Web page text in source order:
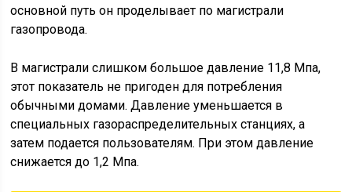
основной путь он проделывает по магистрали
газопровода.
В магистрали слишком большое давление 11,8 Мпа,
этот показатель не пригоден для потребления
обычными домами. Давление уменьшается в
специальных газораспределительных станциях, а
затем подается пользователям. При этом давление
снижается до 1,2 Мпа.